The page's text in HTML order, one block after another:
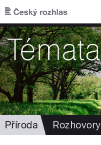
Přejít k hlavnímu obsahu
Příroda Rozhovory